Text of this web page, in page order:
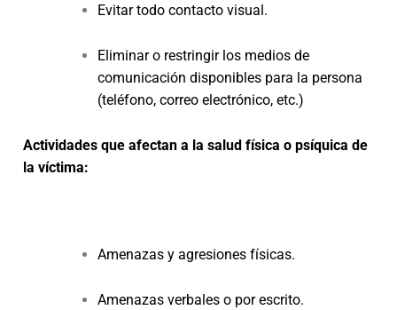
Evitar todo contacto visual.
Eliminar o restringir los medios de
comunicación disponibles para la persona
(teléfono, correo electrónico, etc.)
Actividades que afectan a la salud física o psíquica de
la víctima:
Amenazas y agresiones físicas.
Amenazas verbales o por escrito.